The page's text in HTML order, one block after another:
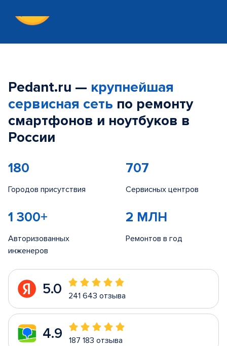
Pedant.ru — крупнейшая
сервисная сеть по ремонту
смартфонов и ноутбуков в
России
180
Городов присутствия
707
Сервисных центров
1 300+
Авторизованных
инженеров
2 МЛН
Ремонтов в год
5.0 241 643 отзыва
4.9 187 183 отзыва